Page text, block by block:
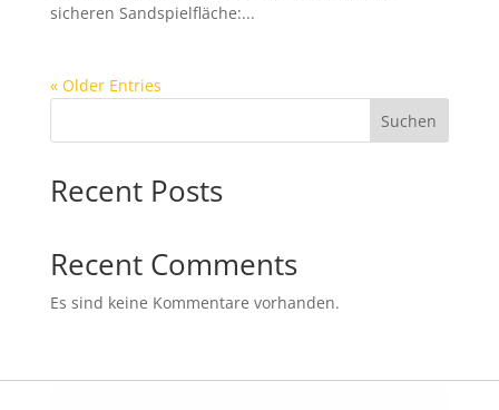
sicheren Sandspielfläche:...
« Older Entries
Suchen
Recent Posts
Recent Comments
Es sind keine Kommentare vorhanden.